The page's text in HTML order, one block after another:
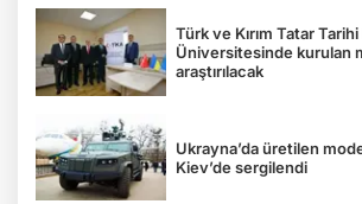
Türk ve Kırım Tatar
Üniversitesinde kurulan
araştırılacak
Ukrayna’da üretilen
Kiev’de sergilendi